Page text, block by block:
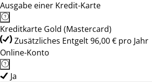
Ausgabe einer Kredit-Karte
Kreditkarte Gold (Mastercard)
Zusätzliches Entgelt 96,00 € pro Jahr
Online-Konto
Ja